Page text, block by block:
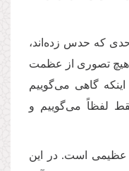
که حدس زده‌اند،
هیچ تصوری از عظمت
اینکه گاهی می‌گوییم
لفظاً می‌گوییم و
عظیمی است. در این